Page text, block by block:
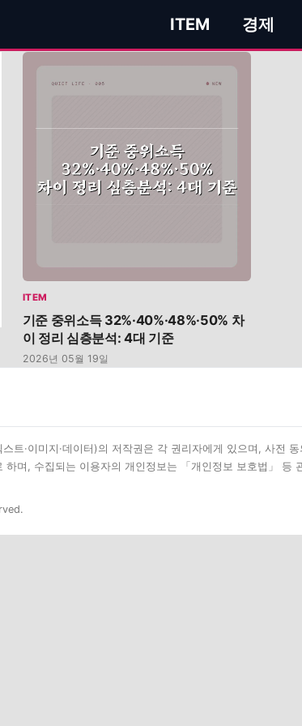
ITEM 경제
ITEM
기준 중위소득 32%·40%·48%·50% 차
이 정리 심층분석: 4대 기준
2026년 05월 19일
트·이미지·데이터)의 저작권은 각 권리자에게 있으며, 사전 동
며, 수집되는 이용자의 개인정보는 「개인정보 보호법」 등